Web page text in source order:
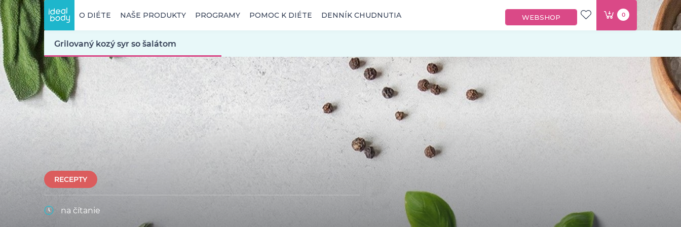
WEBSHOP
O DIÉTE NAŠE PRODUKTY PROGRAMY POMOC K DIÉTE DENNÍK CHUDNUTIA 0
RECEPTY
Grilovaný kozý syr so šalátom
na čítanie